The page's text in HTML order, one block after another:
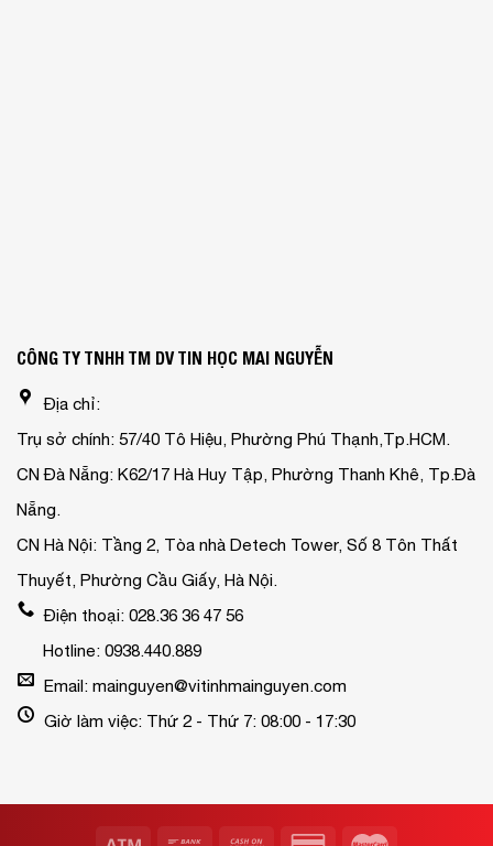
CÔNG TY TNHH TM DV TIN HỌC MAI NGUYỄN
Địa chỉ:
Trụ sở chính: 57/40 Tô Hiệu, Phường Phú Thạnh,Tp.HCM.
CN Đà Nẵng: K62/17 Hà Huy Tập, Phường Thanh Khê, Tp.Đà
Nẵng.
CN Hà Nội: Tầng 2, Tòa nhà Detech Tower, Số 8 Tôn Thất
Thuyết, Phường Cầu Giấy, Hà Nội.
Điện thoại: 028.36 36 47 56
Hotline: 0938.440.889
Email: mainguyen@vitinhmainguyen.com
Giờ làm việc: Thứ 2 - Thứ 7: 08:00 - 17:30